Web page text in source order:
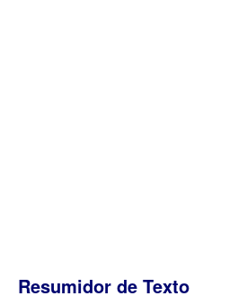
Resumidor de Texto